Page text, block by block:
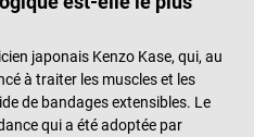
japonais Kenzo Kase, qui, au
à traiter les muscles et les
de bandages extensibles. Le
qui a été adoptée par